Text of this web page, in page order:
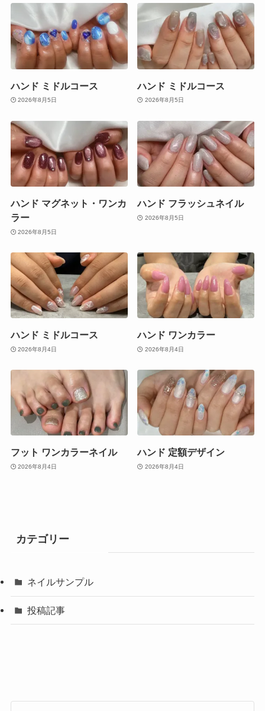
ハンド ミドルコース
2026年8月5日
ハンド ミドルコース
2026年8月5日
ハンド マグネット・ワンカ
ラー
2026年8月5日
ハンド フラッシュネイル
2026年8月5日
ハンド ミドルコース
2026年8月4日
ハンド ワンカラー
2026年8月4日
フット ワンカラーネイル
2026年8月4日
ハンド 定額デザイン
2026年8月4日
カテゴリー
ネイルサンプル
投稿記事